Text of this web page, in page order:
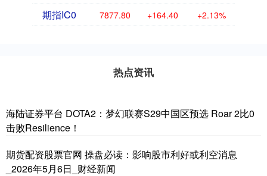
期指IC0 7877.80 +164.40 +2.13%
热点资讯
海陆证券平台 DOTA2：梦幻联赛S29中国区预选 Roar 2比0
击败Resilience！
期货配资股票官网 操盘必读：影响股市利好或利空消息
_2026年5月6日_财经新闻